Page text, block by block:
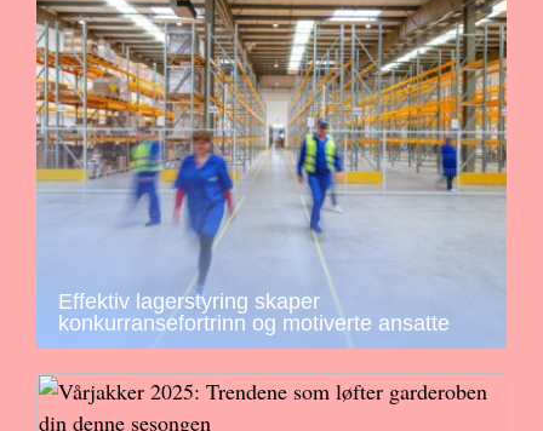
Effektiv lagerstyring skaper
konkurransefortrinn og motiverte ansatte